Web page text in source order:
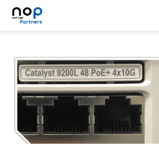
マーケティング
セキュリティ
IoT